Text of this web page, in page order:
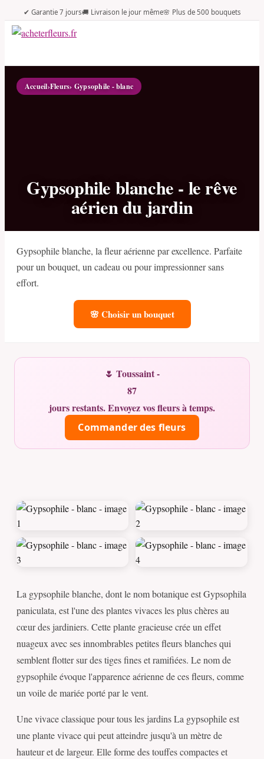
✔ Garantie 7 jours🚚 Livraison le jour même🌸 Plus de 500 bouquets
Accueil›Fleurs› Gypsophile - blanc
Gypsophile blanche - le rêve
aérien du jardin
Gypsophile blanche, la fleur aérienne par excellence. Parfaite
pour un bouquet, un cadeau ou pour impressionner sans
effort.
🌸 Choisir un bouquet
🌷 Toussaint -
87
jours restants. Envoyez vos fleurs à temps.
Commander des fleurs
La gypsophile blanche, dont le nom botanique est Gypsophila
paniculata, est l'une des plantes vivaces les plus chères au
cœur des jardiniers. Cette plante gracieuse crée un effet
nuageux avec ses innombrables petites fleurs blanches qui
semblent flotter sur des tiges fines et ramifiées. Le nom de
gypsophile évoque l'apparence aérienne de ces fleurs, comme
un voile de mariée porté par le vent.
Une vivace classique pour tous les jardins La gypsophile est
une plante vivace qui peut atteindre jusqu'à un mètre de
hauteur et de largeur. Elle forme des touffes compactes et